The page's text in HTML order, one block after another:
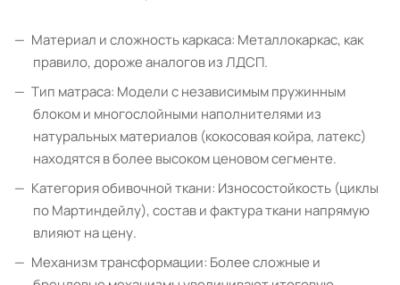
Материал и сложность каркаса: Металлокаркас, как
правило, дороже аналогов из ЛДСП.
Тип матраса: Модели с независимым пружинным
блоком и многослойными наполнителями из
натуральных материалов (кокосовая койра, латекс)
находятся в более высоком ценовом сегменте.
Категория обивочной ткани: Износостойкость (циклы
по Мартиндейлу), состав и фактура ткани напрямую
влияют на цену.
Механизм трансформации: Более сложные и